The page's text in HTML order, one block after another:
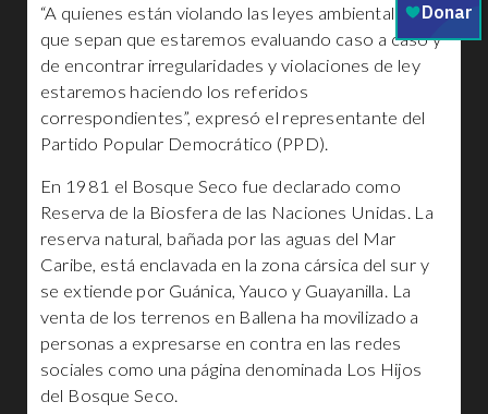
“A quienes están violando las leyes ambientales,
que sepan que estaremos evaluando caso a caso y
de encontrar irregularidades y violaciones de ley
estaremos haciendo los referidos
correspondientes”, expresó el representante del
Partido Popular Democrático (PPD).
En 1981 el Bosque Seco fue declarado como
Reserva de la Biosfera de las Naciones Unidas. La
reserva natural, bañada por las aguas del Mar
Caribe, está enclavada en la zona cársica del sur y
se extiende por Guánica, Yauco y Guayanilla. La
venta de los terrenos en Ballena ha movilizado a
personas a expresarse en contra en las redes
sociales como una página denominada Los Hijos
del Bosque Seco.